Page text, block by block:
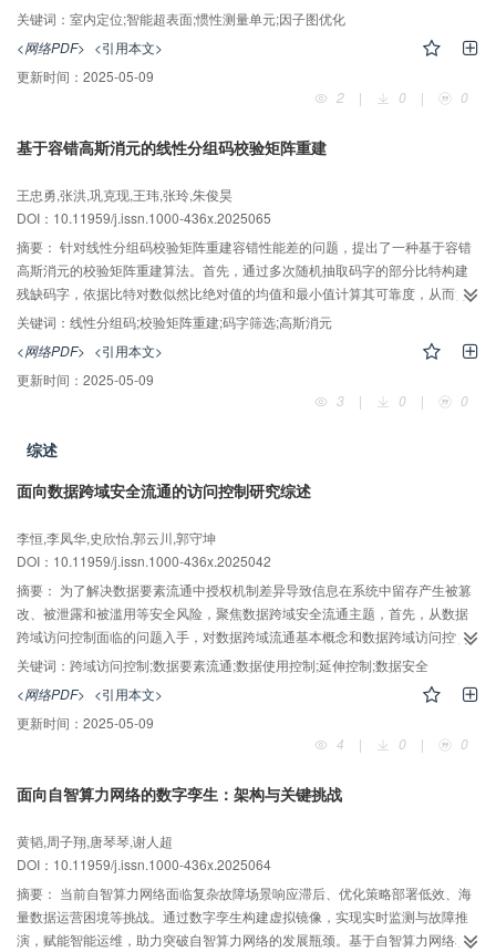
置的先验信息，指导RIS的相移细粒度调控，降低信道参数估计所需的开销。其
次，通过因子图优化方法，将IMU的测量数据与RIS的相位信息进行融合，构建
位置估计的优化问题。最后，采用莱文贝格-马夸特算法求解该优化问题，得到
用户设备的位置估计，并根据融合定位结果对IMU数据进行校准和误差补偿。仿
真结果表明，相较于现有方法，所提方法具有更高的定位精度，并且所需的导
关键词： 室内定位;智能超表面;惯性测量单元;因子图优化
<网络PDF> <引用本文>
更新时间： 2025-05-09
2
| 0 | 0
基于容错高斯消元的线性分组码校验矩阵重建
王忠勇,张洪,巩克现,王玮,张玲,朱俊昊
DOI：10.11959/j.issn.1000-436x.2025065
摘要： 针对线性分组码校验矩阵重建容错性能差的问题，提出了一种基于容错
高斯消元的校验矩阵重建算法。首先，通过多次随机抽取码字的部分比特构建
残缺码字，依据比特对数似然比绝对值的均值和最小值计算其可靠度，从而筛
选出高可靠度的残缺码组。其次，针对残缺码组基的部分错误状态，利用容错
高斯消元算法求解与之对应的疑似校验向量，进而从中判定并还原出真实的校
验向量。最后，依据码字比特能否通过已知校验向量更新比特对数似然比绝对
值，进一步提升比特可靠度，为下次随机抽取部分比特带来增益。仿真结果表
明，在相同识别条件下，所提算法的重建率高于现有算法。对于IEEE802.11n
所提算法在误码率为0.008时，校验矩阵重建率仍能达到98%以上。
关键词： 线性分组码;校验矩阵重建;码字筛选;高斯消元
<网络PDF> <引用本文>
更新时间： 2025-05-09
3
| 0 | 0
综述
面向数据跨域安全流通的访问控制研究综述
李恒,李凤华,史欣怡,郭云川,郭守坤
DOI：10.11959/j.issn.1000-436x.2025042
摘要： 为了解决数据要素流通中授权机制差异导致信息在系统中留存产生被篡
改、被泄露和被滥用等安全风险，聚焦数据跨域安全流通主题，首先，从数据
跨域访问控制面临的问题入手，对数据跨域流通基本概念和数据跨域访问控制
内涵进行了深入研究。其次，针对数据跨域安全流通中的访问控制技术进行了
全面综述，包括基于起源、基于意图和面向网络空间等访问控制模型；策略的
标签挖掘、策略的协商与生成、策略的冲突检测与消解、策略的传递与执行、
策略异常执行的审计等策略管理关键技术；基于区块链、基于数据胶囊和基于
数据基础设施等策略实施机制。最后，对数据跨域流通面临的挑战及未来研究
关键词： 跨域访问控制;数据要素流通;数据使用控制;延伸控制;数据安全
<网络PDF> <引用本文>
更新时间： 2025-05-09
4
| 0 | 0
面向自智算力网络的数字孪生：架构与关键挑战
黄韬,周子翔,唐琴琴,谢人超
DOI：10.11959/j.issn.1000-436x.2025064
摘要： 当前自智算力网络面临复杂故障场景响应滞后、优化策略部署低效、海
量数据运营困境等挑战。通过数字孪生构建虚拟镜像，实现实时监测与故障推
演，赋能智能运维，助力突破自智算力网络的发展瓶颈。基于自智算力网络和